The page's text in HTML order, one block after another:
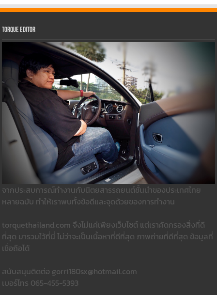
Torque Editor
จากประสบการณ์ทำงานกับนิตยสารรถยนต์ชั้นนำของประเทศไทย
หลายฉบับ ทำให้เราพบทั้งข้อดีและจุดด้วยของการทำงาน
torquethailand.com จึงไม่แค่เพียงเว็บไซต์ แต่เราคัดกรองสิ่งที่ดี
ที่สุด มารวมใว้ที่นี่ ไม่ว่าจะเป็นเนื้อหาที่ดีที่สุด ภาพถ่ายที่ดีที่สุด ข้อมูลที่
เชื่อถือได้
สนับสนุนติดต่อ gorri180sx@hotmail.com
เบอร์โทร 065-455-5393